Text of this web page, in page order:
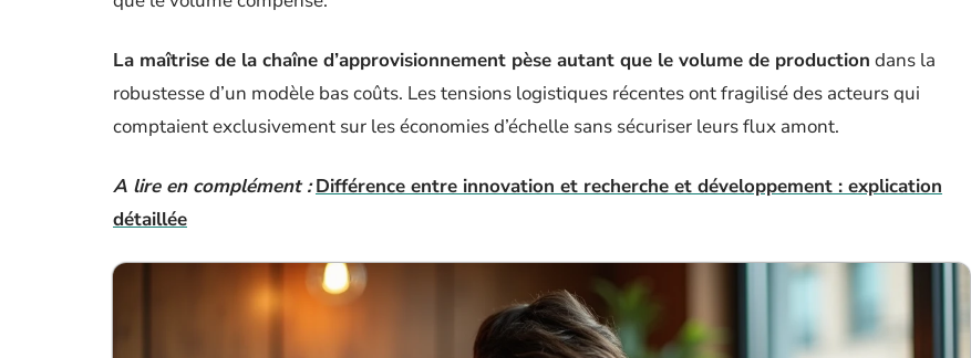
La maîtrise de la chaîne d’approvisionnement pèse autant que le volume de production dans la
robustesse d’un modèle bas coûts. Les tensions logistiques récentes ont fragilisé des acteurs qui
comptaient exclusivement sur les économies d’échelle sans sécuriser leurs flux amont.
A lire en complément : Différence entre innovation et recherche et développement : explication
détaillée